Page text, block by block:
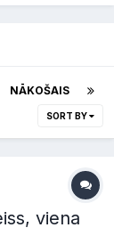
NĀKOŠAIS
SORT BY
viena